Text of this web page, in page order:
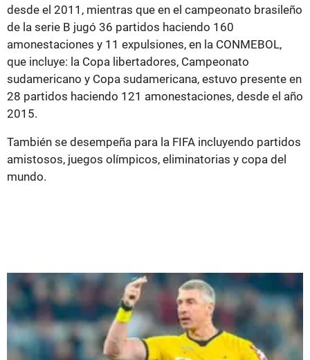
desde el 2011, mientras que en el campeonato brasileño
de la serie B jugó 36 partidos haciendo 160
amonestaciones y 11 expulsiones, en la CONMEBOL,
que incluye: la Copa libertadores, Campeonato
sudamericano y Copa sudamericana, estuvo presente en
28 partidos haciendo 121 amonestaciones, desde el año
2015.
También se desempeña para la FIFA incluyendo partidos
amistosos, juegos olímpicos, eliminatorias y copa del
mundo.